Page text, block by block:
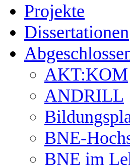
Projekte
Dissertationen
AKT:KOM
ANDRILL
BNE-
BNE im